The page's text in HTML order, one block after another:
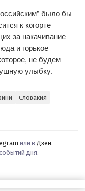
было бы
к когорте
за накачивание
и горькое
не будем
улыбку.
Словакия
или в Дзен.
дня.